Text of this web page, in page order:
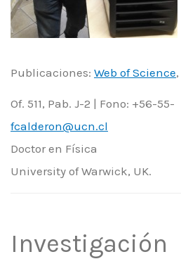
Publicaciones: Web of Science,
Of. 511, Pab. J-2 | Fono: +56-55-
fcalderon@ucn.cl
Doctor en Física
University of Warwick, UK.
Investigación